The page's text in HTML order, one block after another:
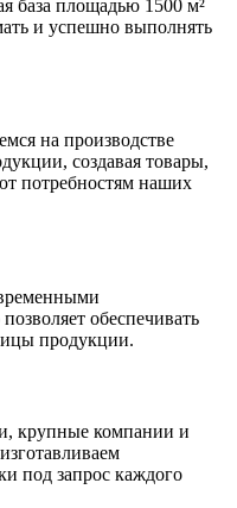
база площадью 1500 м²
и успешно выполнять
на производстве
создавая товары,
потребностям наших
обеспечивать
продукции.
крупные компании и
под запрос каждого